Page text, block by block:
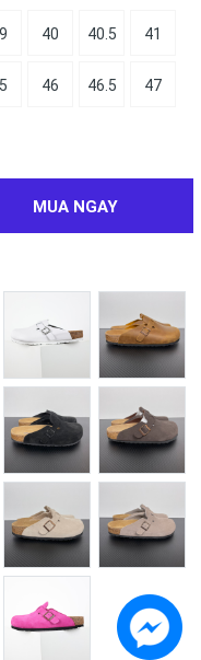
40 40.5 41
46 46.5 47
MUA NGAY